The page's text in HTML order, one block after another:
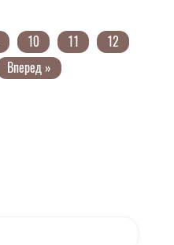
10 11
12
Вперед »